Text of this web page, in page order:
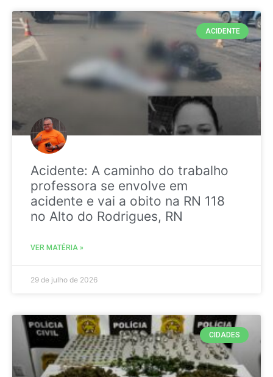
ACIDENTE
Acidente: A caminho do trabalho
professora se envolve em
acidente e vai a obito na RN 118
no Alto do Rodrigues, RN
VER MATÉRIA »
29 de julho de 2026
CIDADES